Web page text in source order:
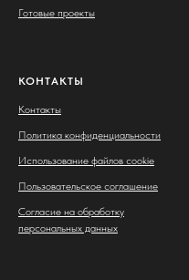
Готовые проекты
КОНТАКТЫ
Контакты
Политика конфиденциальности
Использование файлов cookie
Пользовательское соглашение
Согласие на обработку
персональных данных